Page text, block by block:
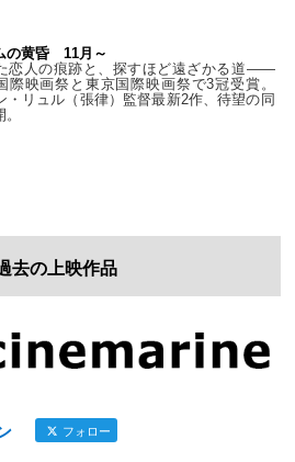
の黄昏 11月～
恋人の痕跡と、探すほど遠ざかる道——
際映画祭と東京国際映画祭で3冠受賞。
・リュル（張律）監督最新2作、待望の同
去の上映作品
フォロー